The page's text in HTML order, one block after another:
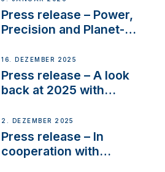
service
Press release – Power,
Precision and Planet-
the New VETUS E-LINE
22 kW
16. DEZEMBER 2025
Press release – A look
back at 2025 with
2. DEZEMBER 2025
Press release – In
cooperation with